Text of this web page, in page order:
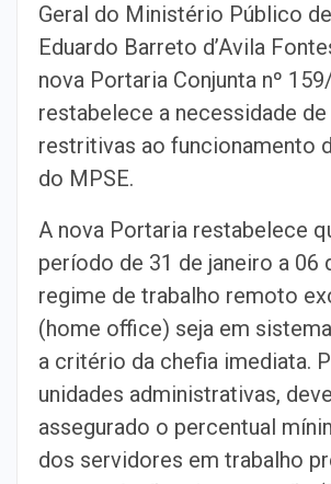
Geral do Ministério Público
Eduardo Barreto d’Avila
nova Portaria Conjunta nº
restabelece a necessidade
restritivas ao funcionamento
do MPSE.
A nova Portaria restabelece
período de 31 de janeiro a 06
regime de trabalho remoto
(home office) seja em
a critério da chefia imediata.
unidades administrativas,
assegurado o percentual
dos servidores em trabalho